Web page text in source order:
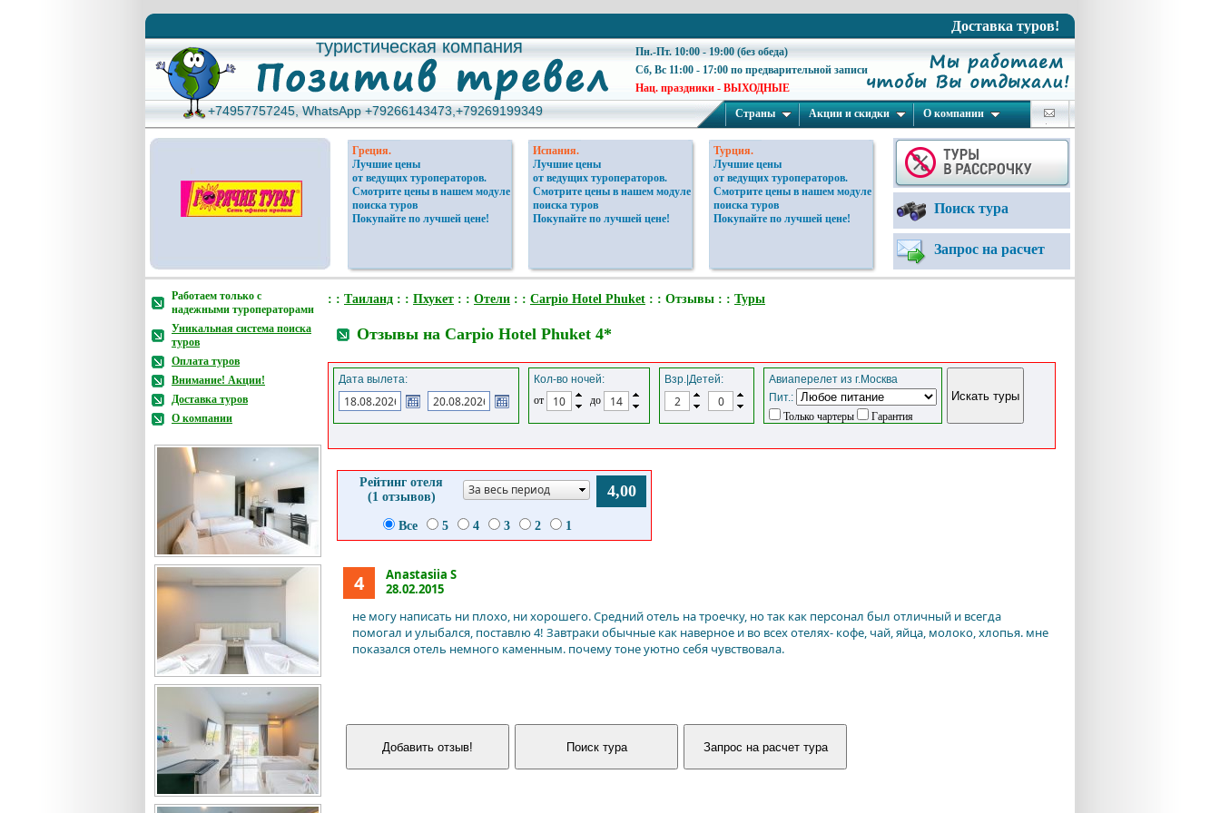
Доставка туров!
туристическая компания
туристическая компания
Пн.-Пт. 10:00 - 19:00 (без обеда)
Сб, Вс 11:00 - 17:00 по предварительной записи
Нац. праздники - ВЫХОДНЫЕ
+74957757245, WhatsApp +79266143473,+79269199349
+74957757245, WhatsApp +79266143473,+79269199349 Страны Акции и скидки О компании
Греция.
Лучшие цены
от ведущих туроператоров.
Смотрите цены в нашем модуле
поиска туров
Покупайте по лучшей цене!
Испания.
Лучшие цены
от ведущих туроператоров.
Смотрите цены в нашем модуле
поиска туров
Покупайте по лучшей цене!
Турция.
Лучшие цены
от ведущих туроператоров.
Смотрите цены в нашем модуле
поиска туров
Покупайте по лучшей цене!
Поиск тура
Запрос на расчет
Работаем только с
надежными туроператорами
Уникальная система поиска
туров
Оплата туров
Внимание! Акции!
Доставка туров
О компании
: : Таиланд : : Пхукет : : Отели : : Carpio Hotel Phuket : : Отзывы : : Туры
Отзывы на Carpio Hotel Phuket 4*
Дата вылета:
Кол-во ночей:
от
до
Взр.|Детей:
Авиаперелет из г.Москва
Пит.:
Только чартеры
Гарантия
Рейтинг отеля
(1 отзывов)
За весь период 4,00
Все 5 4 3 2 1
4
Anastasiia S
28.02.2015
не могу написать ни плохо, ни хорошего. Средний отель на троечку, но так как персонал был отличный и всегда
помогал и улыбался, поставлю 4! Завтраки обычные как наверное и во всех отелях- кофе, чай, яйца, молоко, хлопья. мне
показался отель немного каменным. почему тоне уютно себя чувствовала.